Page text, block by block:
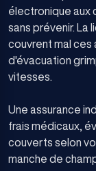
électronique aux
sans prévenir. La
couvrent mal ces
d'évacuation
vitesses.
Une assurance
frais médicaux,
couverts selon
manche de